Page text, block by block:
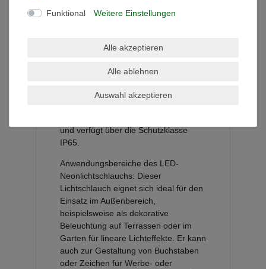
biegsam und zeichnet sich durch seine
wodurch er sich ideal für den Einbau in
Möbel eignet, ohne die Verwendung
eines Aluminiumprofils. Er ist mit 120
ausgestattet und wird mit einer
und verfügt über die Schutzklasse
IP65.
Anwendungsbereiche des LED-
Neonlichtschlauchs: Dieser
Lichtschlauch eignet sich ideal für den
Einsatz im Außenbereich,
beispielsweise als dekorative
Beleuchtung auf Terrassen oder im
Garten für lineare Lichteffekte. Er kann
auch zur Gestaltung von Buchstaben
oder Zeichen für Werbe- oder
Funktional Weitere Einstellungen
Alle akzeptieren
Alle ablehnen
Auswahl akzeptieren